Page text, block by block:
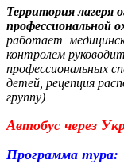
Территория лагеря
профессиональной
работает
контролем
профессиональных
детей, рецепция
группу)
Автобус через
Программа тура: